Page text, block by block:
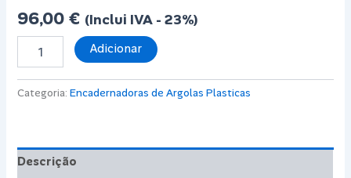
96,00€ (Inclui IVA - 23%)
Quantidade
Argolas
Adicionar
Categoria:Encadernadoras de Argolas Plasticas
Descrição